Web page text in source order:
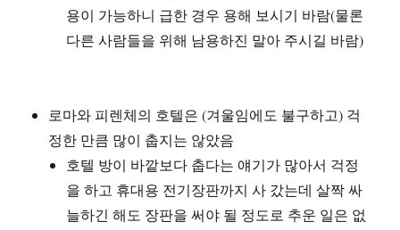
용이 가능하니 급한 경우 용해 보시기 바람(물론
다른 사람들을 위해 남용하진 말아 주시길 바람)
로마와 피렌체의 호텔은 (겨울임에도 불구하고) 걱
정한 만큼 많이 춥지는 않았음
호텔 방이 바깥보다 춥다는 얘기가 많아서 걱정
을 하고 휴대용 전기장판까지 사 갔는데 살짝 싸
늘하긴 해도 장판을 써야 될 정도로 추운 일은 없